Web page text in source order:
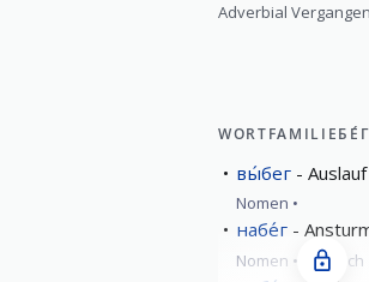
Adverbial
WORTFAMILIE
вы́бег Auslauf
Nomen
набе́г
Nomen männlich